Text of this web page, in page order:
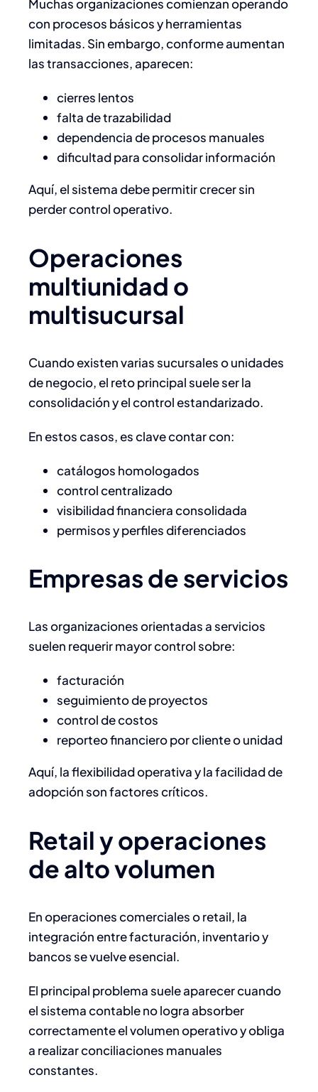
Muchas organizaciones comienzan operando
con procesos básicos y herramientas
limitadas. Sin embargo, conforme aumentan
las transacciones, aparecen:
cierres lentos
falta de trazabilidad
dependencia de procesos manuales
dificultad para consolidar información
Aquí, el sistema debe permitir crecer sin
perder control operativo.
Operaciones
multiunidad o
multisucursal
Cuando existen varias sucursales o unidades
de negocio, el reto principal suele ser la
consolidación y el control estandarizado.
En estos casos, es clave contar con:
catálogos homologados
control centralizado
visibilidad financiera consolidada
permisos y perfiles diferenciados
Empresas de servicios
Las organizaciones orientadas a servicios
suelen requerir mayor control sobre:
facturación
seguimiento de proyectos
control de costos
reporteo financiero por cliente o unidad
Aquí, la flexibilidad operativa y la facilidad de
adopción son factores críticos.
Retail y operaciones
de alto volumen
En operaciones comerciales o retail, la
integración entre facturación, inventario y
bancos se vuelve esencial.
El principal problema suele aparecer cuando
el sistema contable no logra absorber
correctamente el volumen operativo y obliga
a realizar conciliaciones manuales
constantes.